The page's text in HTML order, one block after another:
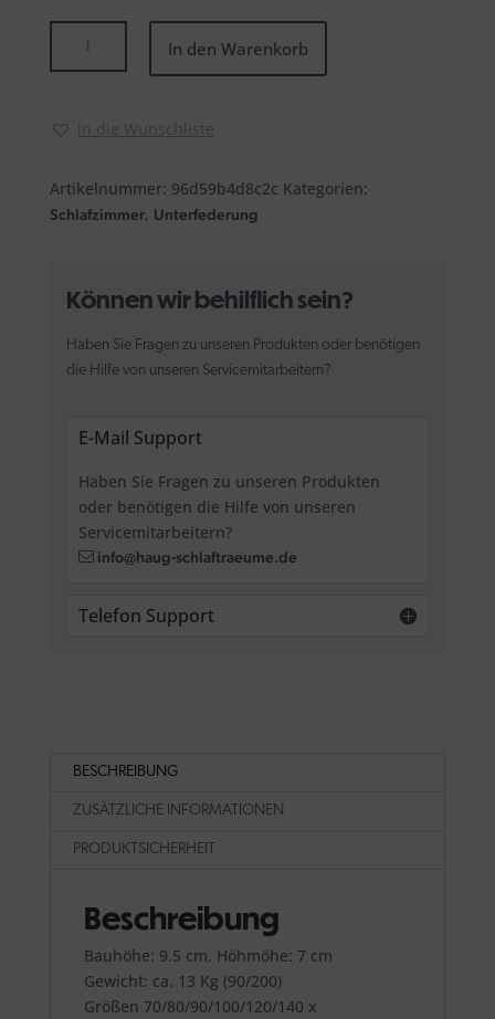
In den Warenkorb
in die Wunschliste
Artikelnummer: 96d59b4d8c2c Kategorien:
Schlafzimmer, Unterfederung
Können wir behilflich sein?
Haben Sie Fragen zu unseren Produkten oder benötigen
die Hilfe von unseren Servicemitarbeitern?
E-Mail Support
Haben Sie Fragen zu unseren Produkten
oder benötigen die Hilfe von unseren
Servicemitarbeitern?
info@haug-schlaftraeume.de
Telefon Support
BESCHREIBUNG
ZUSÄTZLICHE INFORMATIONEN
PRODUKTSICHERHEIT
Beschreibung
Bauhöhe: 9.5 cm, Höhmöhe: 7 cm
Gewicht: ca. 13 Kg (90/200)
Größen 70/80/90/100/120/140 x